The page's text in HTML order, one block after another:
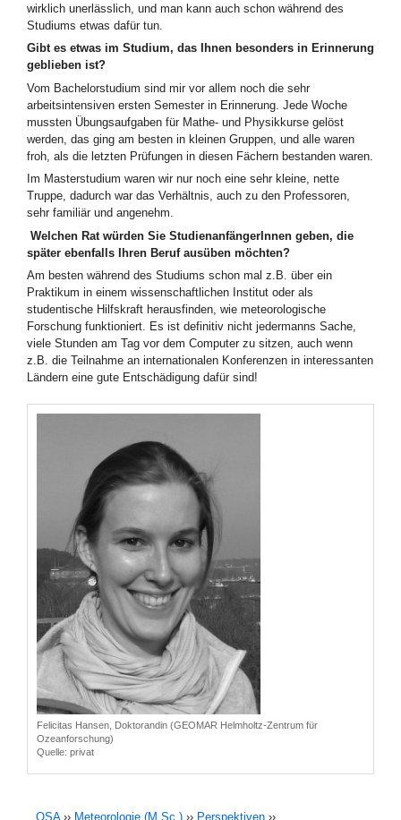
wirklich unerlässlich, und man kann auch schon während des
Studiums etwas dafür tun.
Gibt es etwas im Studium, das Ihnen besonders in Erinnerung
geblieben ist?
Vom Bachelorstudium sind mir vor allem noch die sehr
arbeitsintensiven ersten Semester in Erinnerung. Jede Woche
mussten Übungsaufgaben für Mathe- und Physikkurse gelöst
werden, das ging am besten in kleinen Gruppen, und alle waren
froh, als die letzten Prüfungen in diesen Fächern bestanden waren.
Im Masterstudium waren wir nur noch eine sehr kleine, nette
Truppe, dadurch war das Verhältnis, auch zu den Professoren,
sehr familiär und angenehm.
Welchen Rat würden Sie StudienanfängerInnen geben, die
später ebenfalls Ihren Beruf ausüben möchten?
Am besten während des Studiums schon mal z.B. über ein
Praktikum in einem wissenschaftlichen Institut oder als
studentische Hilfskraft herausfinden, wie meteorologische
Forschung funktioniert. Es ist definitiv nicht jedermanns Sache,
viele Stunden am Tag vor dem Computer zu sitzen, auch wenn
z.B. die Teilnahme an internationalen Konferenzen in interessanten
Ländern eine gute Entschädigung dafür sind!
Felicitas Hansen, Doktorandin (GEOMAR Helmholtz-Zentrum für
Ozeanforschung)
Quelle: privat
OSA›› Meteorologie (M.Sc.) ›› Perspektiven ››